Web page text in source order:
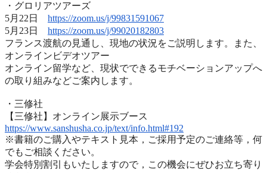
・グロリアツアーズ
5月22日 https://zoom.us/j/99831591067
5月23日 https://zoom.us/j/99020182803
フランス渡航の見通し、現地の状況をご説明します。また、
オンラインビデオツアー
オンライン留学など、 現状でできるモチベーションアップへ
の取り組みなどご案内します。
・三修社
【三修社】オンライン展示ブース
https://www.sanshusha.co.jp/text/info.html#192
※書籍のご購入やテキスト見本，ご採用予定のご連絡等， 何
でもご相談ください。
学会特別割引もいたしますので， この機会にぜひお立ち寄り